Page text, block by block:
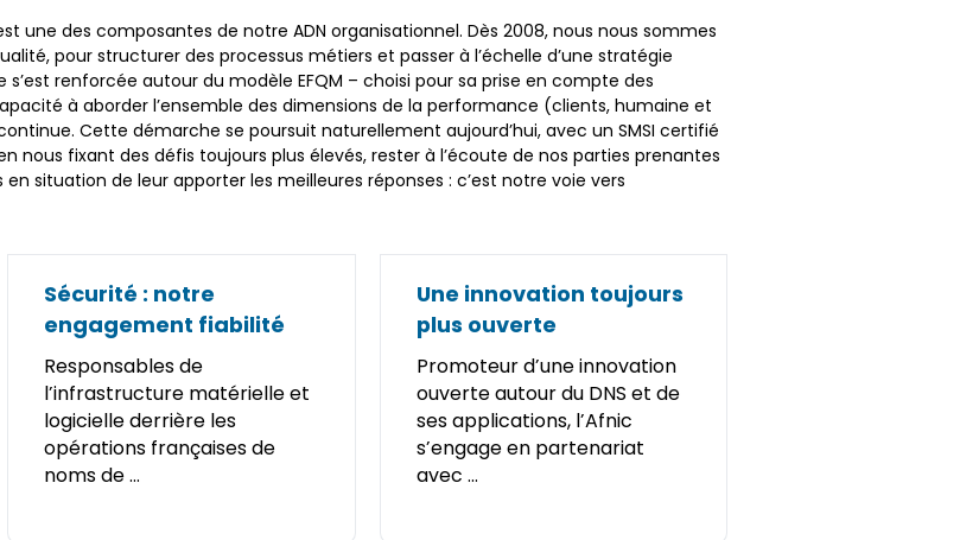
une des composantes de notre ADN organisationnel. Dès 2008, nous nous sommes
pour structurer des processus métiers et passer à l’échelle d’une stratégie
renforcée autour du modèle EFQM – choisi pour sa prise en compte des
à aborder l’ensemble des dimensions de la performance (clients, humaine et
Cette démarche se poursuit naturellement aujourd’hui, avec un SMSI certifié
nous fixant des défis toujours plus élevés, rester à l’écoute de nos parties prenantes
situation de leur apporter les meilleures réponses : c’est notre voie vers
Sécurité : notre
engagement fiabilité
Responsables de
l’infrastructure matérielle et
logicielle derrière les
opérations françaises de
noms de ...
Une innovation toujours
plus ouverte
Promoteur d’une innovation
ouverte autour du DNS et de
ses applications, l’Afnic
s’engage en partenariat
avec ...